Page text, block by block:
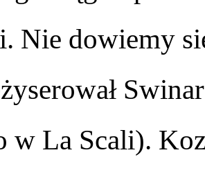
Nie dowiemy
w La Scali).